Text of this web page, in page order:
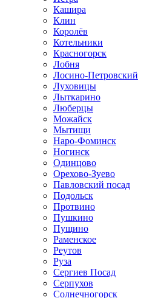
Кашира
Клин
Королёв
Котельники
Красногорск
Лобня
Лосино-Петровский
Луховицы
Лыткарино
Люберцы
Можайск
Мытищи
Наро-Фоминск
Ногинск
Одинцово
Орехово-Зуево
Павловский посад
Подольск
Протвино
Пушкино
Пущино
Раменское
Реутов
Руза
Сергиев Посад
Серпухов
Солнечногорск